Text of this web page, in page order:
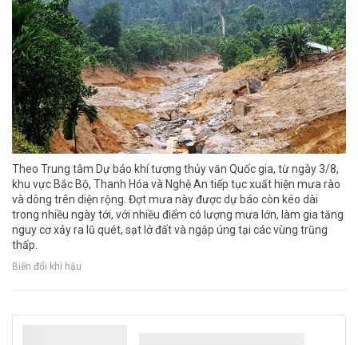
Theo Trung tâm Dự báo khí tượng thủy văn Quốc gia, từ ngày 3/8,
khu vực Bắc Bộ, Thanh Hóa và Nghệ An tiếp tục xuất hiện mưa rào
và dông trên diện rộng. Đợt mưa này được dự báo còn kéo dài
trong nhiều ngày tới, với nhiều điểm có lượng mưa lớn, làm gia tăng
nguy cơ xảy ra lũ quét, sạt lở đất và ngập úng tại các vùng trũng
thấp.
Biến đổi khí hậu